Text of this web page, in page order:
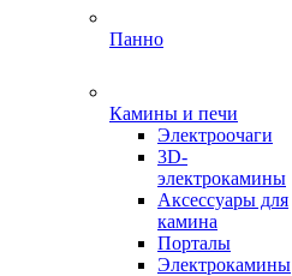
Панно
Камины и печи
Электроочаги
3D-
электрокамины
Аксессуары для
камина
Порталы
Электрокамины